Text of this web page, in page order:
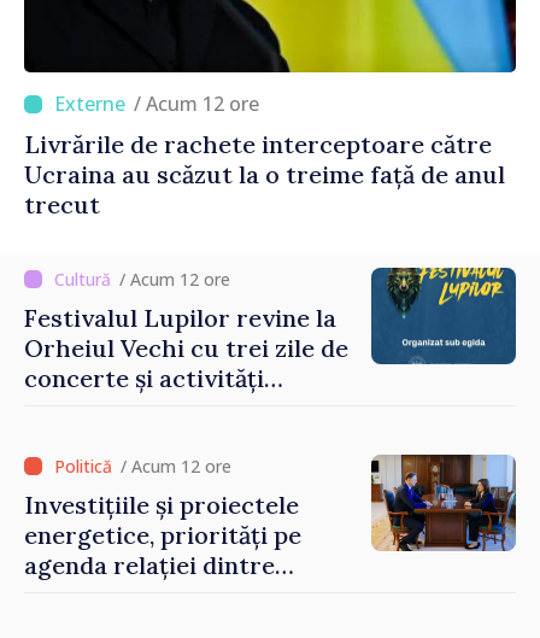
/ Acum 12 ore
Livrările de rachete interceptoare către
Ucraina au scăzut la o treime față de anul
trecut
/ Acum 12 ore
Festivalul Lupilor revine la
Orheiul Vechi cu trei zile de
concerte și activități
/ Acum 12 ore
Investițiile și proiectele
energetice, priorități pe
agenda relației dintre